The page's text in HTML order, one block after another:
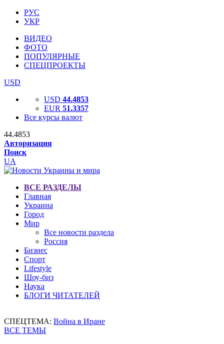
РУС
УКР
ВИДЕО
ФОТО
ПОПУЛЯРНЫЕ
СПЕЦПРОЕКТЫ
USD
USD 44.4853
EUR 51.3357
Все курсы валют
44.4853
Авторизация
Поиск
UA
ВСЕ РАЗДЕЛЫ
Главная
Украина
Город
Мир
Все новости раздела
Россия
Бизнес
Спорт
Lifestyle
Шоу-биз
Наука
БЛОГИ ЧИТАТЕЛЕЙ
СПЕЦТЕМА: Война в Иране
ВСЕ ТЕМЫ